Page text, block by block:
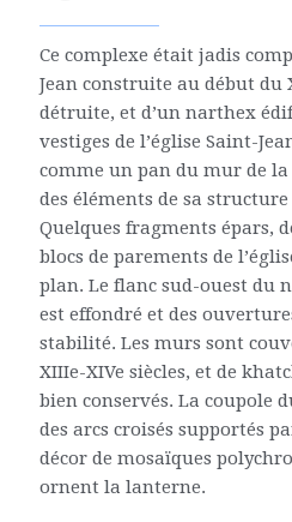
Ce complexe était jadis
Jean construite au début du
détruite, et d’un narthex
vestiges de l’église Saint-
comme un pan du mur de
des éléments de sa
Quelques fragments épars,
blocs de parements de
plan. Le flanc sud-ouest du
est effondré et des
stabilité. Les murs sont
XIIIe-XIVe siècles, et de
bien conservés. La coupole
des arcs croisés supportés
décor de mosaïques
ornent la lanterne.